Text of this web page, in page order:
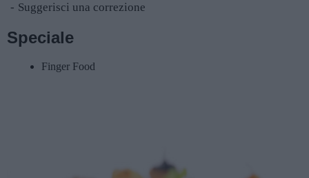
Suggerisci una correzione
Speciale
Finger Food